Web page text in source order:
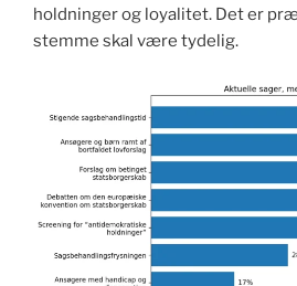
holdninger og loyalitet. Det er
stemme skal være tydelig.